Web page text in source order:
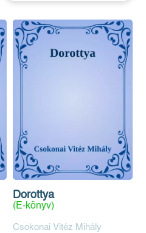
Dorottya
(E-könyv)
Csokonai Vitéz Mihály